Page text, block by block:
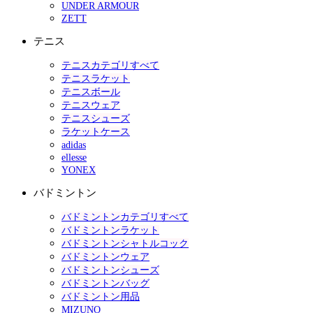
UNDER ARMOUR
ZETT
テニス
テニスカテゴリすべて
テニスラケット
テニスボール
テニスウェア
テニスシューズ
ラケットケース
adidas
ellesse
YONEX
バドミントン
バドミントンカテゴリすべて
バドミントンラケット
バドミントンシャトルコック
バドミントンウェア
バドミントンシューズ
バドミントンバッグ
バドミントン用品
MIZUNO